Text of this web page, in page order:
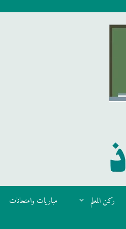
ركن المعلم مباريات وامتحانات